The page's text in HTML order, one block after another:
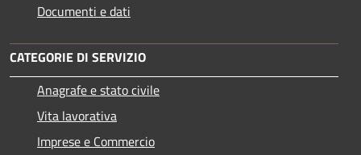
Documenti e dati
CATEGORIE DI SERVIZIO
Anagrafe e stato civile
Vita lavorativa
Imprese e Commercio